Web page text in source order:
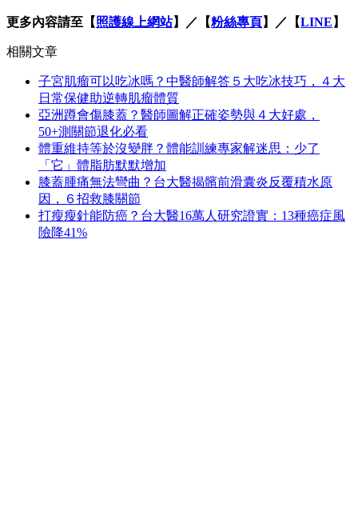
更多內容請至【照護線上網站】／【粉絲專頁】／【LINE 】
相關文章
子宮肌瘤可以吃冰嗎？中醫師解答５大吃冰技巧，４大
日常保健助逆轉肌瘤體質
亞洲蹲會傷膝蓋？醫師圖解正確姿勢與４大好處，
50+測關節退化必看
體重維持等於沒變胖？體能訓練專家解迷思：少了
「它」體脂肪默默增加
膝蓋腫痛無法彎曲？台大醫揭髕前滑囊炎反覆積水原
因，６招救膝關節
打瘦瘦針能防癌？台大醫16萬人研究證實：13種癌症風
險降41%